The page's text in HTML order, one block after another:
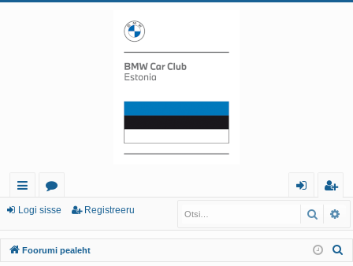
iirl
in
gi
o
or
u
i
eg
ist
re
Logi sisse Registreeru Otsi
Foorumi pealeht